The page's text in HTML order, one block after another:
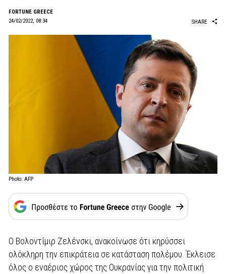
FORTUNE GREECE
24/02/2022, 08:34
SHARE
Photo: AFP
O Βολοντίμιρ Ζελένσκι, ανακοίνωσε ότι κηρύσσει
ολόκληρη την επικράτεια σε κατάσταση πολέμου. Έκλεισε
όλος ο εναέριος χώρος της Ουκρανίας για την πολιτική